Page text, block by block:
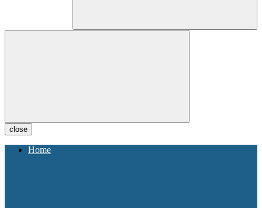
close
Home